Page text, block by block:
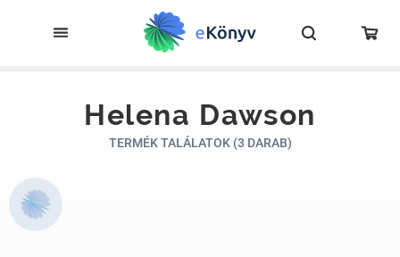
Helena Dawson
TERMÉK TALÁLATOK (3 DARAB)